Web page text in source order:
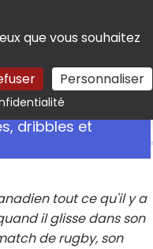
que vous souhaitez
Personnaliser
Rechercher
dribbles et
tout ce qu'il y a
il glisse dans son
de rugby, son